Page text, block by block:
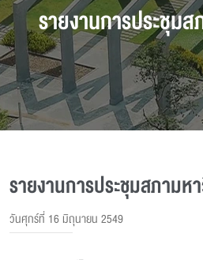
รายงานการประชุม
รายงานการประชุมสภาม
วันศุกร์ที่ 16 มิถุนายน 2549